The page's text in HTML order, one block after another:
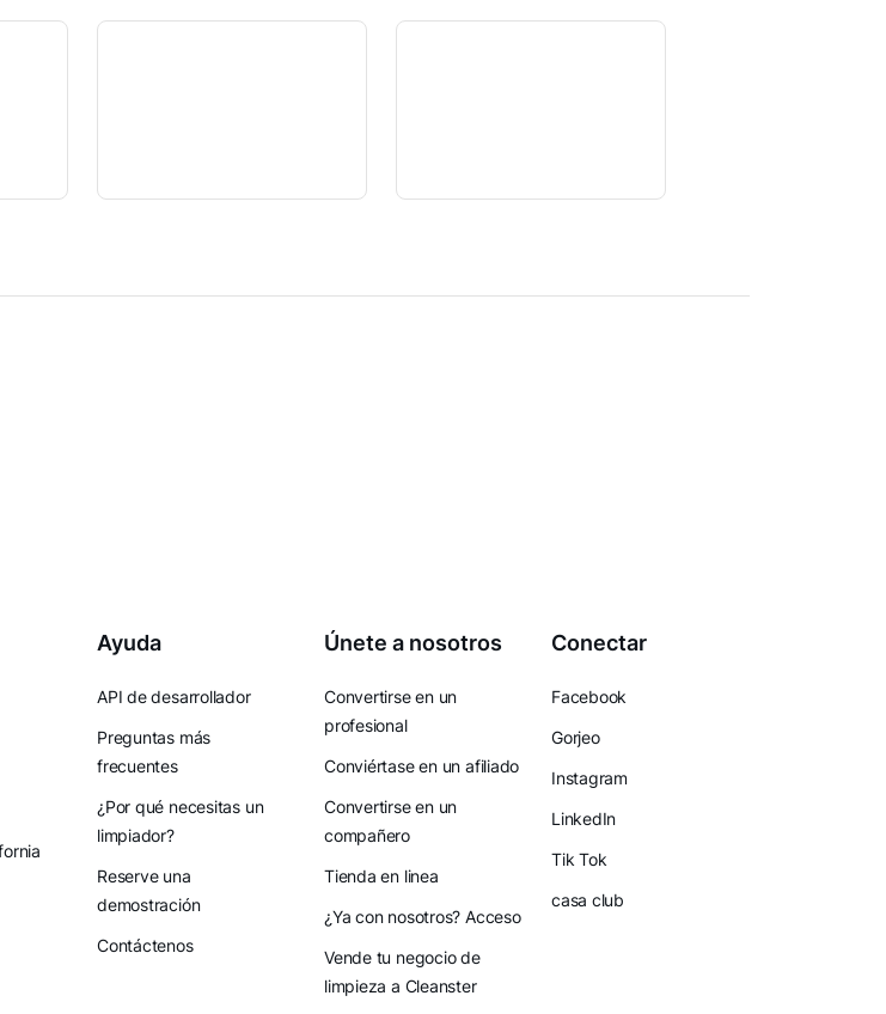
Ayuda
API de desarrollador
Preguntas más
frecuentes
¿Por qué necesitas un
limpiador?
Reserve una
demostración
Contáctenos
Únete a nosotros
Convertirse en un
profesional
Conviértase en un afiliado
Convertirse en un
compañero
Tienda en linea
¿Ya con nosotros? Acceso
Vende tu negocio de
limpieza a Cleanster
Conectar
Facebook
Gorjeo
Instagram
LinkedIn
Tik Tok
casa club